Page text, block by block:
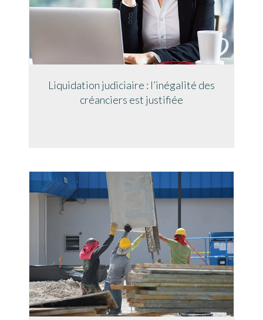
Liquidation judiciaire : l’inégalité des
créanciers est justifiée